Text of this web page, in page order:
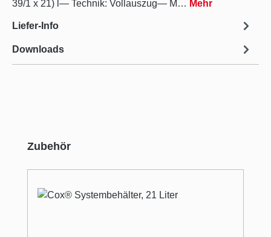
39/1 x 21) l— Technik: Vollauszug— M… Mehr
Liefer-Info
Downloads
Produktgalerie überspringen
Zubehör